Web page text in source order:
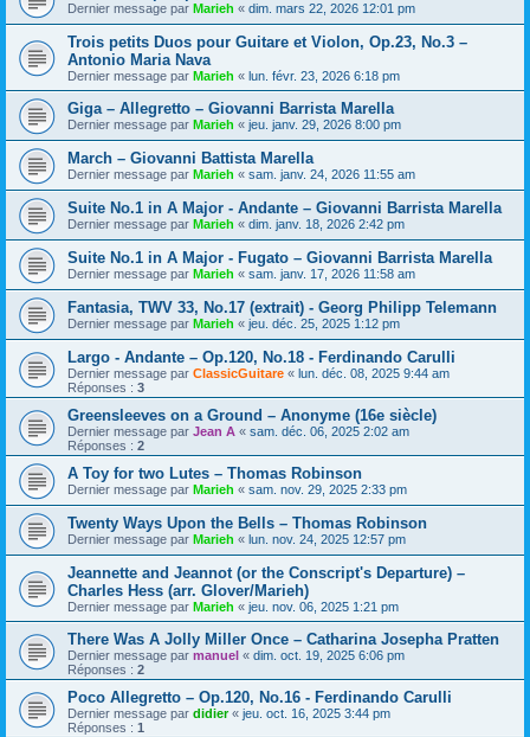
Dernier message par Marieh « dim. mars 22, 2026 12:01 pm
Trois petits Duos pour Guitare et Violon, Op.23, No.3 –
Antonio Maria Nava
Dernier message par Marieh « lun. févr. 23, 2026 6:18 pm
Giga – Allegretto – Giovanni Barrista Marella
Dernier message par Marieh « jeu. janv. 29, 2026 8:00 pm
March – Giovanni Battista Marella
Dernier message par Marieh « sam. janv. 24, 2026 11:55 am
Suite No.1 in A Major - Andante – Giovanni Barrista Marella
Dernier message par Marieh « dim. janv. 18, 2026 2:42 pm
Suite No.1 in A Major - Fugato – Giovanni Barrista Marella
Dernier message par Marieh « sam. janv. 17, 2026 11:58 am
Fantasia, TWV 33, No.17 (extrait) - Georg Philipp Telemann
Dernier message par Marieh « jeu. déc. 25, 2025 1:12 pm
Largo - Andante – Op.120, No.18 - Ferdinando Carulli
Dernier message par ClassicGuitare « lun. déc. 08, 2025 9:44 am
Réponses : 3
Greensleeves on a Ground – Anonyme (16e siècle)
Dernier message par Jean A « sam. déc. 06, 2025 2:02 am
Réponses : 2
A Toy for two Lutes – Thomas Robinson
Dernier message par Marieh « sam. nov. 29, 2025 2:33 pm
Twenty Ways Upon the Bells – Thomas Robinson
Dernier message par Marieh « lun. nov. 24, 2025 12:57 pm
Jeannette and Jeannot (or the Conscript's Departure) –
Charles Hess (arr. Glover/Marieh)
Dernier message par Marieh « jeu. nov. 06, 2025 1:21 pm
There Was A Jolly Miller Once – Catharina Josepha Pratten
Dernier message par manuel « dim. oct. 19, 2025 6:06 pm
Réponses : 2
Poco Allegretto – Op.120, No.16 - Ferdinando Carulli
Dernier message par didier« jeu. oct. 16, 2025 3:44 pm
Réponses : 1